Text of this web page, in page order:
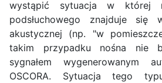
wystąpić sytuacja w której
podsłuchowego znajduje się
akustycznej (np. "w
takim przypadku nośna nie
sygnałem wygenerowanym
OSCORA. Sytuacja tego